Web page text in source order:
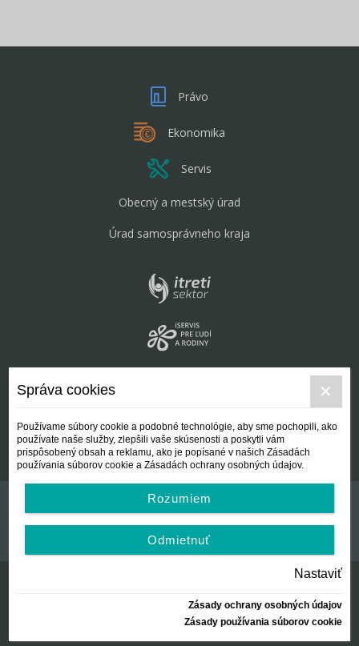
Právo
Ekonomika
Servis
Obecný a mestský úrad
Úrad samosprávneho kraja
Kontakt
Všeobecné podmienky
© Centrálna nezisková spoločnosť | since 2012
Správa cookies
Používame súbory cookie a podobné technológie, aby sme pochopili, ako
používate naše služby, zlepšili vaše skúsenosti a poskytli vám
prispôsobený obsah a reklamu, ako je popísané v našich Zásadách
používania súborov cookie a Zásadách ochrany osobných údajov.
Rozumiem
Odmietnuť
Nastaviť
Zásady ochrany osobných údajov
Zásady používania súborov cookie